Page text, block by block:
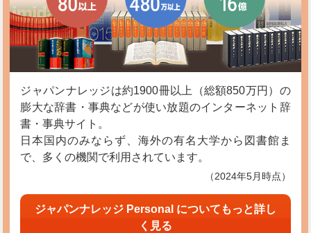
ジャパンナレッジは約1900冊以上（総額850万円）の
膨大な辞書・事典などが使い放題のインターネット辞
書・事典サイト。
日本国内のみならず、海外の有名大学から図書館ま
で、多くの機関で利用されています。
（2024年5月時点）
ジャパンナレッジ Personal についてもっと詳し
く見る